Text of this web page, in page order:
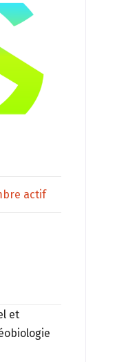
:
actif
et